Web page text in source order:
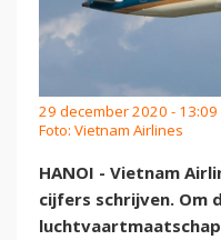
29 december 2020 -
Foto: Vietnam Airlines
HANOI - Vietnam
cijfers schrijven. Om